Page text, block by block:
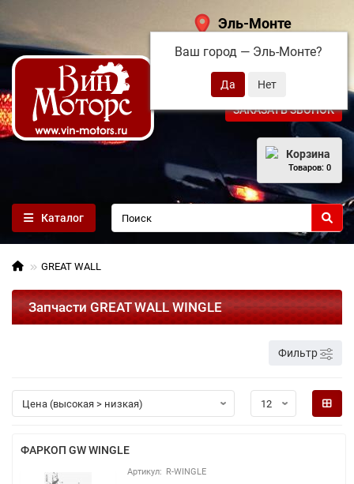
Эль-Монте
Ваш город — Эль-Монте?
+7 (495) 108-68-71
ЗАКАЗАТЬ ЗВОНОК
Корзина
Товаров: 0
Каталог
GREAT WALL
Запчасти GREAT WALL WINGLE
Фильтр
ФАРКОП GW WINGLE
R-WINGLE